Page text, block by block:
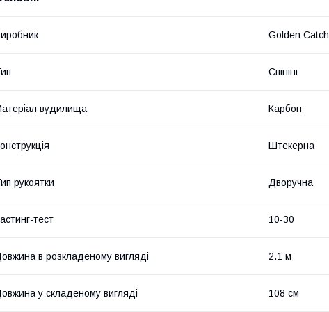
Golden Catch
Спінінг
вудилища Карбон
Штекерна
рукоятки Дворучна
тест 10-30
в розкладеному вигляді 2.1 м
у складеному вигляді 108 см